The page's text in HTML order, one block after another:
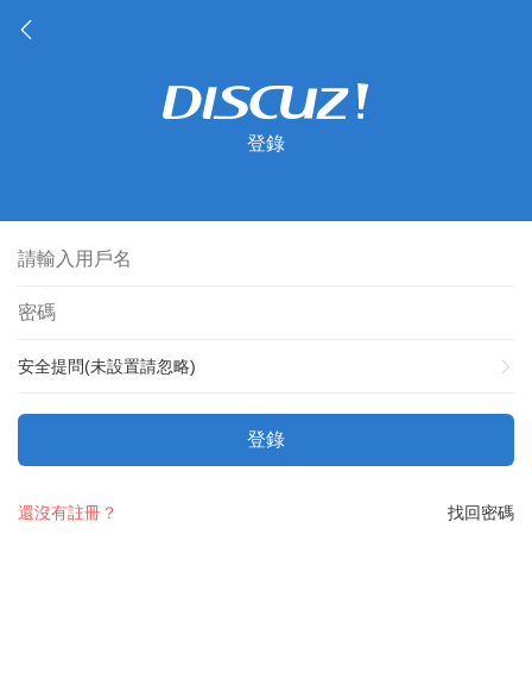
登錄
安全提問(未設置請忽略)
登錄
找回密碼
還沒有註冊？